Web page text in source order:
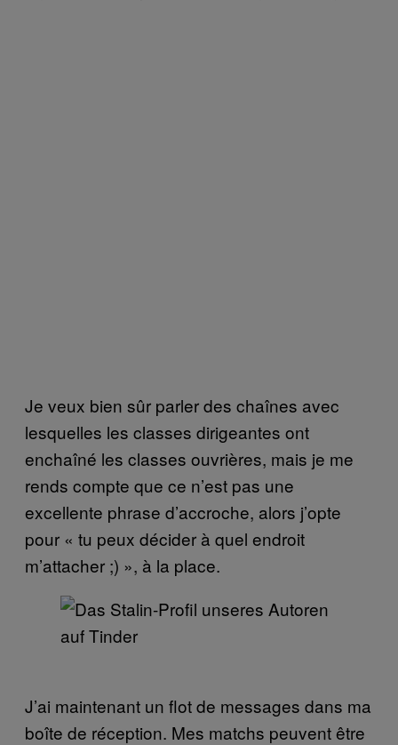
Je veux bien sûr parler des chaînes avec
lesquelles les classes dirigeantes ont
enchaîné les classes ouvrières, mais je me
rends compte que ce n’est pas une
excellente phrase d’accroche, alors j’opte
pour « tu peux décider à quel endroit
m’attacher ;) », à la place.
J’ai maintenant un flot de messages dans ma
boîte de réception. Mes matchs peuvent être